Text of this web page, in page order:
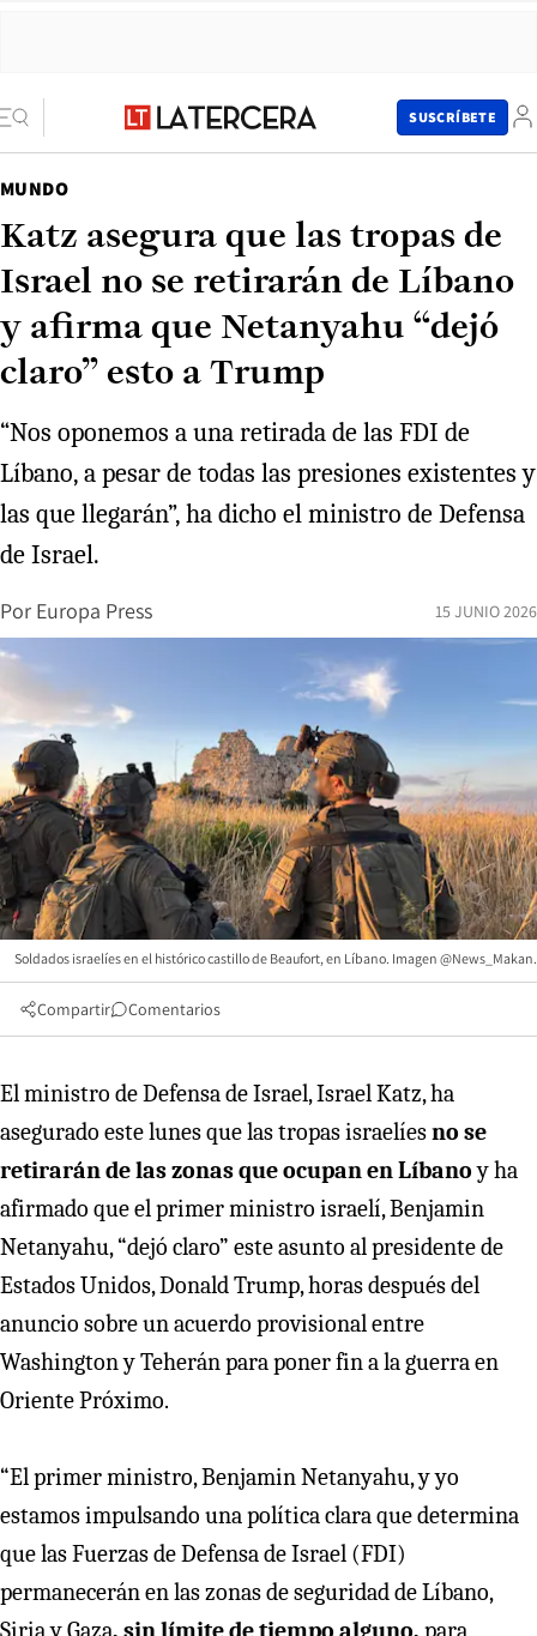
SUSCRÍBETE
MUNDO
Katz asegura que las tropas de
Israel no se retirarán de Líbano
y afirma que Netanyahu “dejó
claro” esto a Trump
“Nos oponemos a una retirada de las FDI de
Líbano, a pesar de todas las presiones existentes y
las que llegarán”, ha dicho el ministro de Defensa
de Israel.
Por Europa Press 15 JUNIO 2026
Soldados israelíes en el histórico castillo de Beaufort, en Líbano. Imagen @News_Makan.
Compartir Comentarios
El ministro de Defensa de Israel, Israel Katz, ha
asegurado este lunes que las tropas israelíesno se
retirarán de las zonas que ocupan en Líbanoy ha
afirmado que el primer ministro israelí, Benjamin
Netanyahu, “dejó claro” este asunto al presidente de
Estados Unidos, Donald Trump, horas después del
anuncio sobre un acuerdo provisional entre
Washington y Teherán para poner fin a la guerra en
Oriente Próximo.
“El primer ministro, Benjamin Netanyahu, y yo
estamos impulsando una política clara que determina
que las Fuerzas de Defensa de Israel (FDI)
permanecerán en las zonas de seguridad de Líbano,
Siria y Gaza, sin límite de tiempo alguno, para